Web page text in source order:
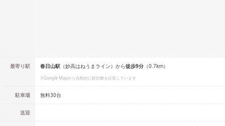
最寄り駅 春日山駅 （妙高はねうまライン） から徒歩9分 （0.7km）
※Google Mapから自動的に駅距離を計算しています
駐車場 無料30台
送迎